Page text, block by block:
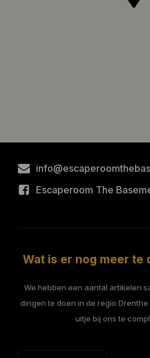
Escaperoom The
Wat is er nog meer te
We hebben een aantal artikelen
dingen te doen in de regio
uitje bij ons te